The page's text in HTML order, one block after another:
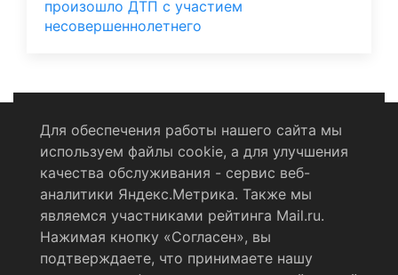
произошло ДТП с участием
несовершеннолетнего
Политика конфиденциальности
Согласие на обработку персональных данных
RSS-лента
Для обеспечения работы нашего сайта мы
используем файлы cookie, а для улучшения
качества обслуживания - сервис веб-
аналитики Яндекс.Метрика. Также мы
являемся участниками рейтинга Mail.ru.
Нажимая кнопку «Согласен», вы
подтверждаете, что принимаете нашу